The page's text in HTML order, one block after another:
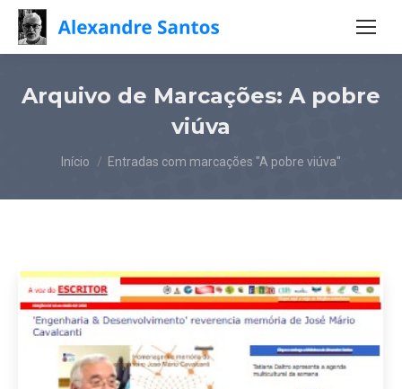
Arquivo de Marcações: A pobre
viúva
Você está aqui:
Início Entradas com marcações "A pobre viúva"